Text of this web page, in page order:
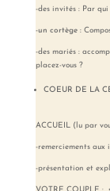
-des invités : Par
-un cortège :
-des mariés :
placez-vous ?
COEUR DE LA
ACCUEIL (lu par
-remerciements aux
-présentation et